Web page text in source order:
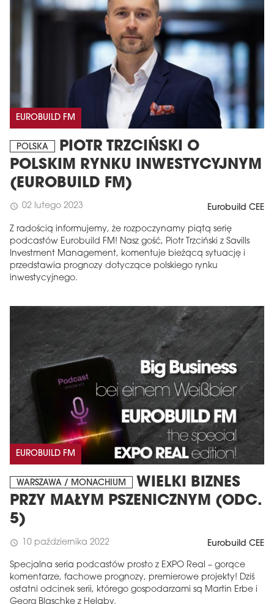
EUROBUILD FM
POLSKA
PIOTR TRZCIŃSKI O
POLSKIM RYNKU INWESTYCYJNYM
(EUROBUILD FM)
schedule 02 lutego 2023 Eurobuild CEE
Z radością informujemy, że rozpoczynamy piątą serię
podcastów Eurobuild FM! Nasz gość, Piotr Trzciński z Savills
Investment Management, komentuje bieżącą sytuację i
przedstawia prognozy dotyczące polskiego rynku
inwestycyjnego.
EUROBUILD FM
WARSZAWA / MONACHIUM
WIELKI BIZNES
PRZY MAŁYM PSZENICZNYM (ODC.
5)
schedule 10 października 2022 Eurobuild CEE
Specjalna seria podcastów prosto z EXPO Real – gorące
komentarze, fachowe prognozy, premierowe projekty! Dziś
ostatni odcinek serii, którego gospodarzami są Martin Erbe i
Georg Blaschke z Helaby.